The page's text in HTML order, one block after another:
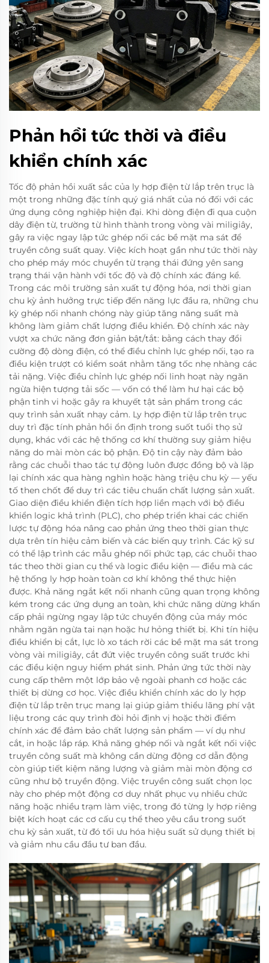
Phản hồi tức thời và điều
khiển chính xác
Tốc độ phản hồi xuất sắc của ly hợp điện từ lắp trên trục là
một trong những đặc tính quý giá nhất của nó đối với các
ứng dụng công nghiệp hiện đại. Khi dòng điện đi qua cuộn
dây điện từ, trường từ hình thành trong vòng vài miligiây,
gây ra việc ngay lập tức ghép nối các bề mặt ma sát để
truyền công suất quay. Việc kích hoạt gần như tức thời này
cho phép máy móc chuyển từ trạng thái đứng yên sang
trạng thái vận hành với tốc độ và độ chính xác đáng kể.
Trong các môi trường sản xuất tự động hóa, nơi thời gian
chu kỳ ảnh hưởng trực tiếp đến năng lực đầu ra, những chu
kỳ ghép nối nhanh chóng này giúp tăng năng suất mà
không làm giảm chất lượng điều khiển. Độ chính xác này
vượt xa chức năng đơn giản bật/tắt: bằng cách thay đổi
cường độ dòng điện, có thể điều chỉnh lực ghép nối, tạo ra
điều kiện trượt có kiểm soát nhằm tăng tốc nhẹ nhàng các
tải nặng. Việc điều chỉnh lực ghép nối linh hoạt này ngăn
ngừa hiện tượng tải sốc — vốn có thể làm hư hại các bộ
phận tinh vi hoặc gây ra khuyết tật sản phẩm trong các
quy trình sản xuất nhạy cảm. Ly hợp điện từ lắp trên trục
duy trì đặc tính phản hồi ổn định trong suốt tuổi thọ sử
dụng, khác với các hệ thống cơ khí thường suy giảm hiệu
năng do mài mòn các bộ phận. Độ tin cậy này đảm bảo
rằng các chuỗi thao tác tự động luôn được đồng bộ và lặp
lại chính xác qua hàng nghìn hoặc hàng triệu chu kỳ — yếu
tố then chốt để duy trì các tiêu chuẩn chất lượng sản xuất.
Giao diện điều khiển điện tích hợp liền mạch với bộ điều
khiển logic khả trình (PLC), cho phép triển khai các chiến
lược tự động hóa nâng cao phản ứng theo thời gian thực
dựa trên tín hiệu cảm biến và các biến quy trình. Các kỹ sư
có thể lập trình các mẫu ghép nối phức tạp, các chuỗi thao
tác theo thời gian cụ thể và logic điều kiện — điều mà các
hệ thống ly hợp hoàn toàn cơ khí không thể thực hiện
được. Khả năng ngắt kết nối nhanh cũng quan trọng không
kém trong các ứng dụng an toàn, khi chức năng dừng khẩn
cấp phải ngừng ngay lập tức chuyển động của máy móc
nhằm ngăn ngừa tai nạn hoặc hư hỏng thiết bị. Khi tín hiệu
điều khiển bị cắt, lực lò xo tách rời các bề mặt ma sát trong
vòng vài miligiây, cắt đứt việc truyền công suất trước khi
các điều kiện nguy hiểm phát sinh. Phản ứng tức thời này
cung cấp thêm một lớp bảo vệ ngoài phanh cơ hoặc các
thiết bị dừng cơ học. Việc điều khiển chính xác do ly hợp
điện từ lắp trên trục mang lại giúp giảm thiểu lãng phí vật
liệu trong các quy trình đòi hỏi định vị hoặc thời điểm
chính xác để đảm bảo chất lượng sản phẩm — ví dụ như
cắt, in hoặc lắp ráp. Khả năng ghép nối và ngắt kết nối việc
truyền công suất mà không cần dừng động cơ dẫn động
còn giúp tiết kiệm năng lượng và giảm mài mòn động cơ
cũng như bộ truyền động. Việc truyền công suất chọn lọc
này cho phép một động cơ duy nhất phục vụ nhiều chức
năng hoặc nhiều trạm làm việc, trong đó từng ly hợp riêng
biệt kích hoạt các cơ cấu cụ thể theo yêu cầu trong suốt
chu kỳ sản xuất, từ đó tối ưu hóa hiệu suất sử dụng thiết bị
và giảm nhu cầu đầu tư ban đầu.